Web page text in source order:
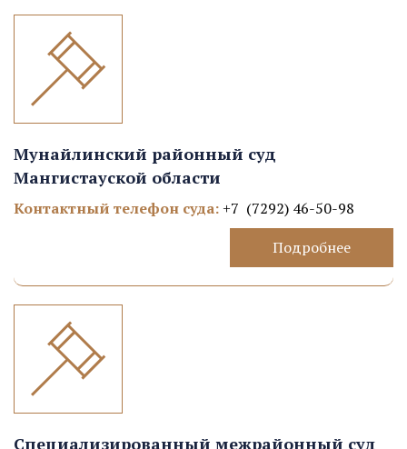
Мунайлинский районный суд
Мангистауской области
Контактный телефон суда: +7 (7292) 46-50-98
Подробнее
Специализированный межрайонный суд